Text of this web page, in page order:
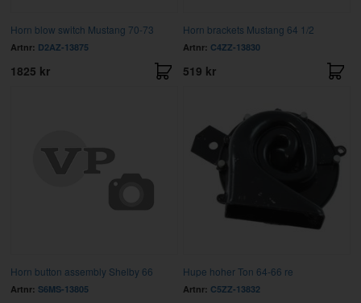
Horn blow switch Mustang 70-73
Artnr: D2AZ-13875
1825 kr
Horn brackets Mustang 64 1/2
Artnr: C4ZZ-13830
519 kr
Horn button assembly Shelby 66
Artnr: S6MS-13805
Hupe hoher Ton 64-66 re
Artnr: C5ZZ-13832